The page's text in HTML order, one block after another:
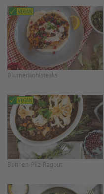
Blumenkohlsteaks
Bohnen-Pilz-Ragout